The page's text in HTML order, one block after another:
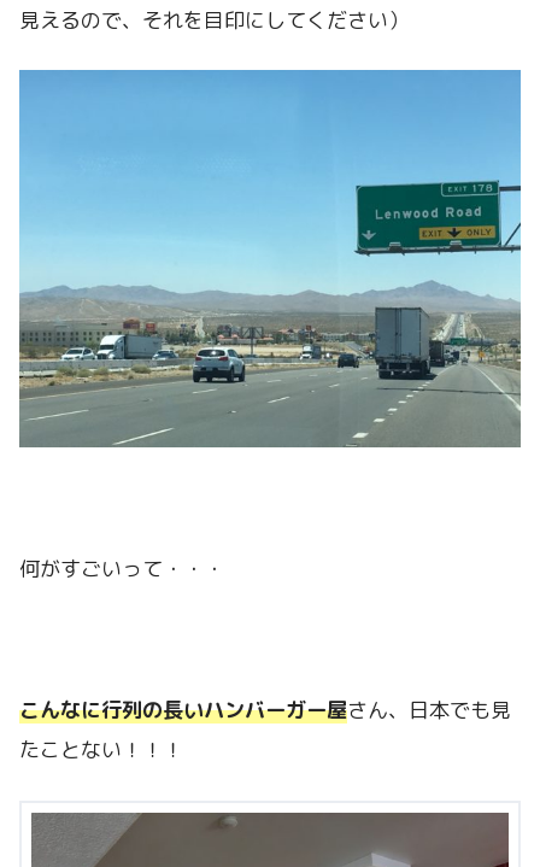
見えるので、それを目印にしてください）
何がすごいって・・・
こんなに行列の長いハンバーガー屋さん、日本でも見
たことない！！！